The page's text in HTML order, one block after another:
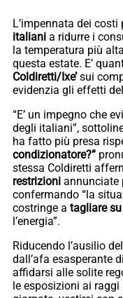
L’impennata dei costi
italiani a ridurre i
la temperatura più
questa estate. E’
Coldiretti/Ixe’sui
evidenzia gli effetti
“E’ un impegno che
degli italiani”,
ha fatto più presa
condizionatore?”
stessa Coldiretti
restrizioni annunciate
confermando “la
costringe a tagliare
l’energia”.
Riducendo l’ausilio del
dall’afa esasperante
affidarsi alle solite
le esposizioni ai